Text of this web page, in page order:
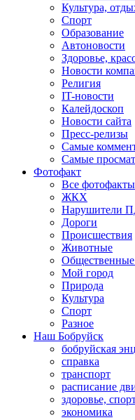
Культура,
Спорт
Образование
Автоновости
Здоровье,
Новости
Религия
IT-новости
Калейдоскоп
Новости сайта
Пресс-релизы
Самые
Самые
Фотофакт
Все фотофакты
ЖКХ
Нарушители
Дороги
Происшествия
Животные
Мой город
Природа
Культура
Спорт
Разное
Наш Бобруйск
бобруйская
справка
транспорт
расписание
здоровье,
экономика